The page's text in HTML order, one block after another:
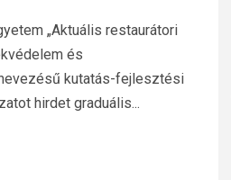
„Aktuális restaurátori
és
kutatás-fejlesztési
hirdet graduális...